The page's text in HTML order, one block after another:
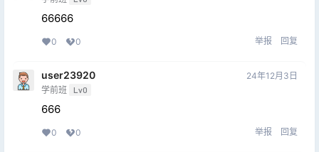
66666
0 0 举报 回复
user23920
学前班 Lv0
24年12月3日
666
0 0 举报 回复